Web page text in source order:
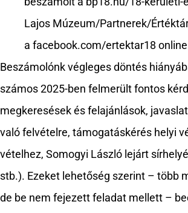
Lajos Múzeum/Partnerek/
a facebook.com/ertektar18
Beszámolónk végleges döntés
számos 2025-ben felmerült fontos
megkeresések és felajánlások,
való felvételre, támogatáskérés helyi
vételhez, Somogyi László lejárt
stb.). Ezeket lehetőség szerint – több
de be nem fejezett feladat mellett –